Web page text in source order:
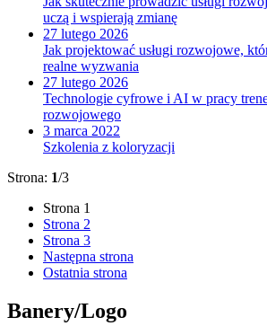
uczą i wspierają zmianę
27 lutego 2026
Jak projektować usługi rozwojowe,
realne wyzwania
27 lutego 2026
Technologie cyfrowe i AI w pracy
rozwojowego
3 marca 2022
Szkolenia z koloryzacji
Strona: 1/3
Strona 1
Strona 2
Strona 3
Następna strona
Ostatnia strona
Banery/Logo